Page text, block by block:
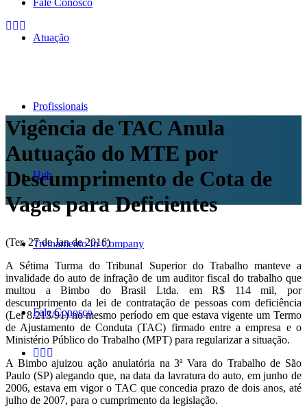
Atuação
Profissionais
Hub
Treinamento In Company
Fale Conosco
Fale Conosco
Vigência de TAC Anula
Autuação do MTE por
Descumprimento de Cota de
Vagas para Deficientes
(Ter, 27 de Jan de 2016)
A Sétima Turma do Tribunal Superior do Trabalho manteve a
invalidade do auto de infração de um auditor fiscal do trabalho que
multou a Bimbo do Brasil Ltda. em R$ 114 mil, por
descumprimento da lei de contratação de pessoas com deficiência
(Lei 8.213/91) no mesmo período em que estava vigente um Termo
de Ajustamento de Conduta (TAC) firmado entre a empresa e o
Ministério Público do Trabalho (MPT) para regularizar a situação.
A Bimbo ajuizou ação anulatória na 3ª Vara do Trabalho de São
Paulo (SP) alegando que, na data da lavratura do auto, em junho de
2006, estava em vigor o TAC que concedia prazo de dois anos, até
julho de 2007, para o cumprimento da legislação.